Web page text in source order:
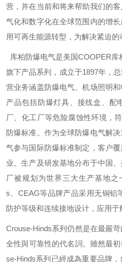
营，并在当前和将来帮助我们的
气化和数字化在全球范围内的增
用可再生能源转型，为解决紧迫的
库柏防爆电气是美国COOPER库
旗下产品系列，成立于1897年，
营业务涵盖防爆电气、机场照明
产品包括防爆灯具、接线盒、配
厂、化工厂等危险腐蚀性环境，
防爆标准。作为全球防爆电气解
气参与国际防爆标准制定，客户
业。生产及研发基地分布于中国
厂被规划为世界三大生产基地之
s
CEAG等品牌产品采用无铜铝
防护等级和连续接地设计，应用于
Crouse-Hinds系列仍然是在最嚴
全性與可靠性的代名詞。雖然最初
se-Hinds系列已經成為重要品牌